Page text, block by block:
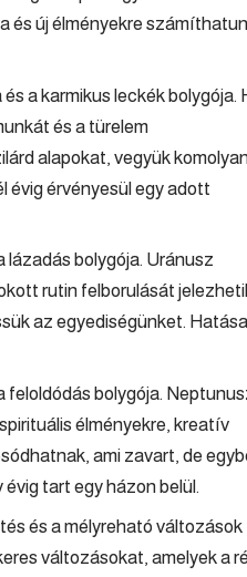
és új élményekre
a karmikus leckék bolygója.
és a türelem
alapokat, vegyük
évig érvényesül egy adott
lázadás bolygója. Uránusz
rutin felborulását
az egyediségünket.
feloldódás bolygója.
élményekre, kreatív
ami zavart, de
tart egy házon belül.
és a mélyreható változások
változásokat, amelyek a